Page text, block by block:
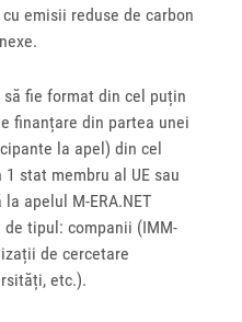
emisii reduse de carbon
fie format din cel puțin
finanțare din partea unei
la apel) din cel
stat membru al UE sau
apelul M-ERA.NET
tipul: companii (IMM-
de cercetare
etc.).